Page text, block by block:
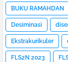
BUKU RAMAHDAN
Desiminasi
Ekstrakurikuler
FLS2N 2023